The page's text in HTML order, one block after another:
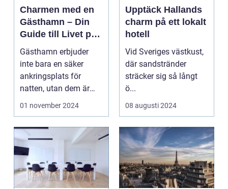
Charmen med en
Gästhamn – Din
Guide till Livet på
Bryggan
Gästhamn erbjuder
inte bara en säker
ankringsplats för
natten, utan dem är
ocks&...
01 november 2024
Upptäck Hallands
charm på ett lokalt
hotell
Vid Sveriges västkust,
där sandstränder
sträcker sig så långt
ö...
08 augusti 2024